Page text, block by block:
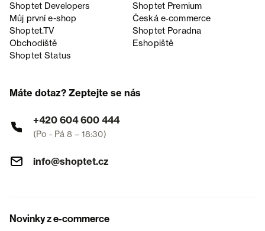
Shoptet Developers
Shoptet Premium
Můj první e-shop
Česká e‑commerce
Shoptet.TV
Shoptet Poradna
Obchodiště
Eshopiště
Shoptet Status
Máte dotaz? Zeptejte se nás
+420 604 600 444
(Po - Pá 8 – 18:30)
info@shoptet.cz
Novinky z e-commerce